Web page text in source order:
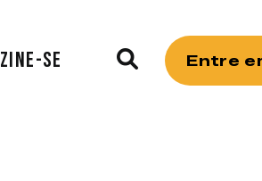
ZINE-SE Entre